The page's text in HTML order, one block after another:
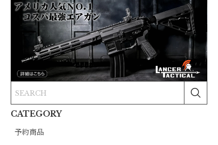
CATEGORY
予約商品